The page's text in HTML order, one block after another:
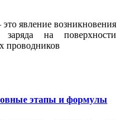
явление возникновения
заряда на поверхности
проводников
этапы и формулы